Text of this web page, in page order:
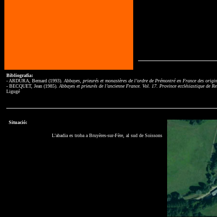
Bibliografia:
- ARDURA, Bernard (1993). Abbayes, prieurés et monastères de l’ordre de Prémontré en France des
- BECQUET, Jean (1985). Abbayes et prieurés de l’ancienne France. Vol. 17. Province ecclésiastique de
Ligugé
Situació:
L'abadia es troba a Bruyères-sur-Fère, al sud de Soissons